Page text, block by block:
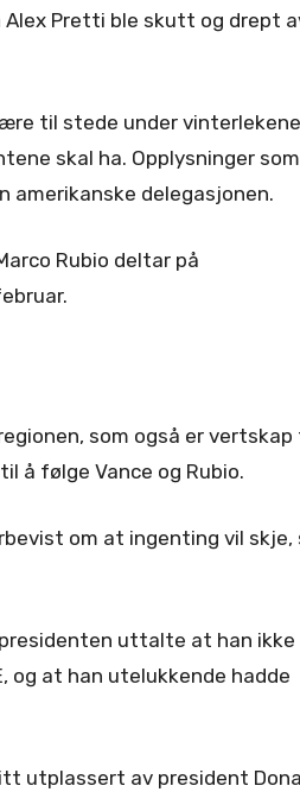
Alex Pretti ble skutt og drept
til stede under
skal ha. Opplysninger
amerikanske delegasjonen.
Rubio deltar på
som også er vertskap
å følge Vance og Rubio.
om at ingenting vil skje,
uttalte at han ikke
og at han utelukkende hadde
utplassert av president